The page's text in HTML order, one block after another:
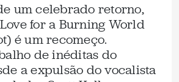
um celebrado retorno,
for a Burning World
é um recomeço.
de inéditas do
a expulsão do vocalista